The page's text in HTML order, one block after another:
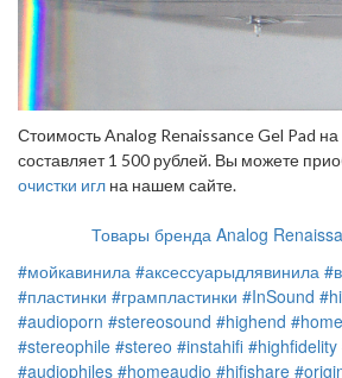
Стоимость Analog Renaissance Gel Pad
составляет 1 500 рублей. Вы можете
очистки игл на нашем сайте.
Товары бренда Analog
#мойкавинила #аксессуарыдлявинила
#пластинки #грампластинки #InSound
#audioporn #stereosound #highend
#stereophile #stereo #instahifi #highfidelity
#audiophiles #homeaudio #hifishare